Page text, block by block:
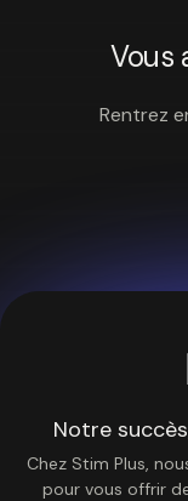
Vous
Rentrez
Notre
Chez Stim Plus,
pour vous offrir